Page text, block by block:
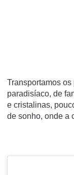
Transportamos
paradisíaco, de
e cristalinas,
de sonho, onde a